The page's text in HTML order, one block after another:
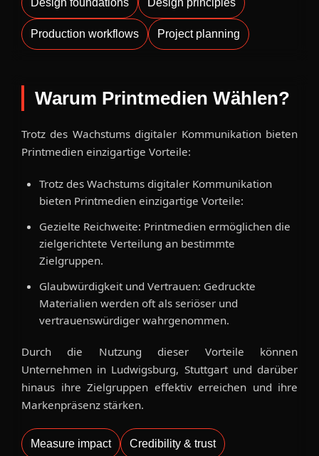
Design foundations Design principles
Production workflows Project planning
Warum Printmedien Wählen?
Trotz des Wachstums digitaler Kommunikation bieten
Printmedien einzigartige Vorteile:
Trotz des Wachstums digitaler Kommunikation
bieten Printmedien einzigartige Vorteile:
Gezielte Reichweite: Printmedien ermöglichen die
zielgerichtete Verteilung an bestimmte
Zielgruppen.
Glaubwürdigkeit und Vertrauen: Gedruckte
Materialien werden oft als seriöser und
vertrauenswürdiger wahrgenommen.
Durch die Nutzung dieser Vorteile können
Unternehmen in Ludwigsburg, Stuttgart und darüber
hinaus ihre Zielgruppen effektiv erreichen und ihre
Markenpräsenz stärken.
Measure impact Credibility & trust